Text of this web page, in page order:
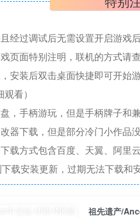
经过调试后无需设置开启游戏
页面特别注明，联机的方式请查
安装后双击桌面快捷即可开
看）
，手柄游玩，但是手柄牌子和
器下载，但是部分冷门小作品
载方式包含百度、天翼、阿里
载安装更新，过期无法下载和
祖先遗产/